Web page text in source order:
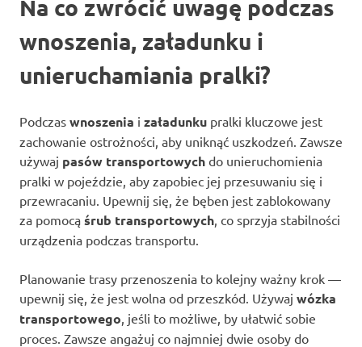
Na co zwrócić uwagę podczas
wnoszenia, załadunku i
unieruchamiania pralki?
Podczas wnoszenia i załadunku pralki kluczowe jest
zachowanie ostrożności, aby uniknąć uszkodzeń. Zawsze
używaj pasów transportowych do unieruchomienia
pralki w pojeździe, aby zapobiec jej przesuwaniu się i
przewracaniu. Upewnij się, że bęben jest zablokowany
za pomocą śrub transportowych , co sprzyja stabilności
urządzenia podczas transportu.
Planowanie trasy przenoszenia to kolejny ważny krok —
upewnij się, że jest wolna od przeszkód. Używaj wózka
transportowego , jeśli to możliwe, by ułatwić sobie
proces. Zawsze angażuj co najmniej dwie osoby do